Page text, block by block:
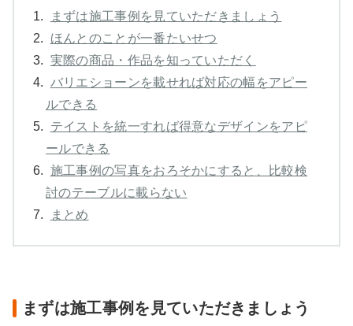
1.
まずは施工事例を見ていただきましょう
2.
ほんとのことが一番たいせつ
3. 実際の商品・作品を知っていただく
4. バリエショーンを載せれば対応の幅をアピー
ルできる
5.
テイストを統一すれば得意なデザインをアピ
ールできる
6. 施工事例の写真をおろそかにすると、比較検
討のテーブルに載らない
7.
まとめ
まずは施工事例を見ていただきましょう